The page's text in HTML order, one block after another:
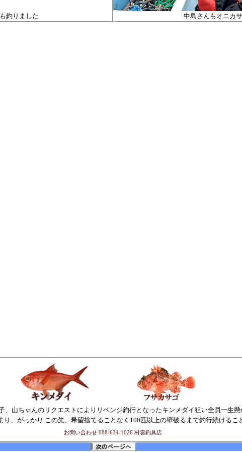
釣りました 中島さんもオニカ
、山ちゃんのリクエストによりリベンジ釣行となったキンメダイ狙い全員一生懸
り、がっかり この先、希望捨てることなく 100匹以上の壁破るまで釣行続けるこ
お問い合わせ088-634-1026 村雲釣具店